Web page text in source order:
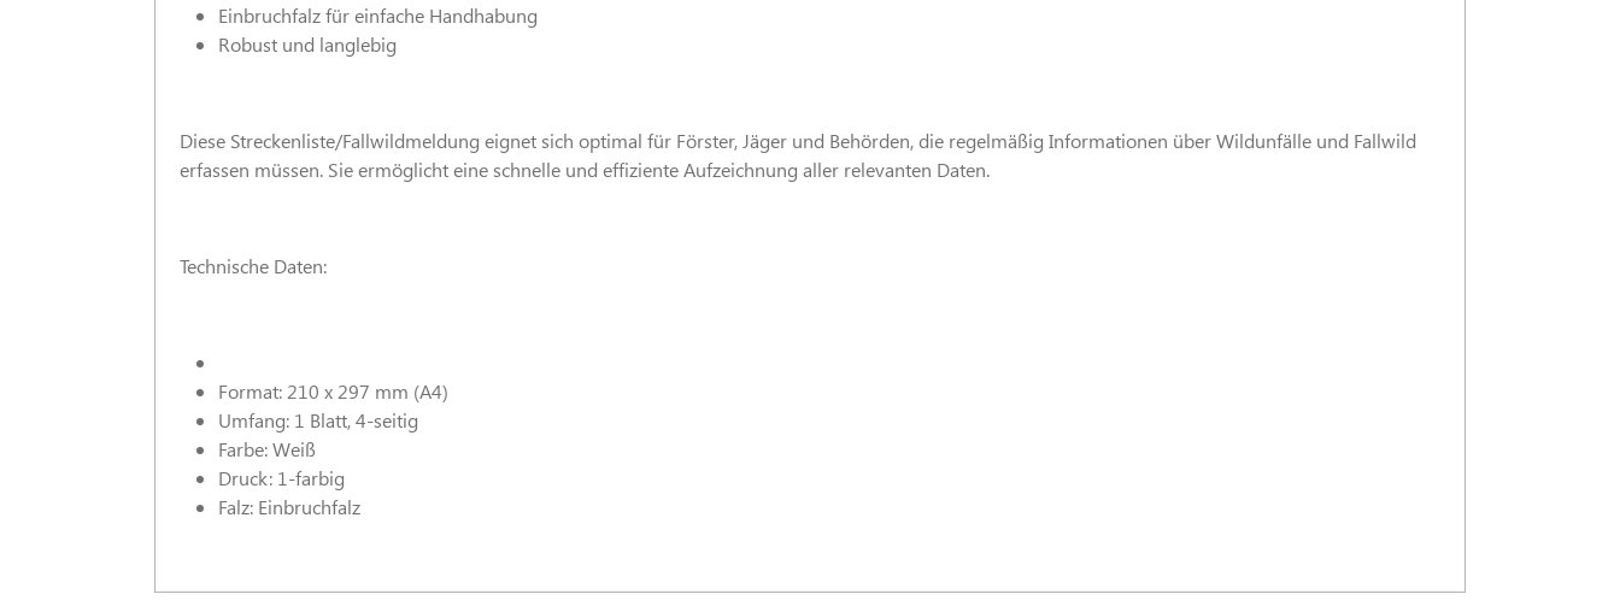
Einbruchfalz für einfache Handhabung
Robust und langlebig
Diese Streckenliste/Fallwildmeldung eignet sich optimal für Förster, Jäger und Behörden, die regelmäßig Informationen über Wildunfälle und Fallwild
erfassen müssen. Sie ermöglicht eine schnelle und effiziente Aufzeichnung aller relevanten Daten.
Technische Daten:
Format: 210 x 297 mm (A4)
Umfang: 1 Blatt, 4-seitig
Farbe: Weiß
Druck: 1-farbig
Falz: Einbruchfalz